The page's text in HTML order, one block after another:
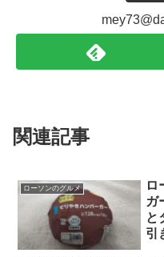
関連記事
ローソンのグルメ
ロ
ガ
と
引